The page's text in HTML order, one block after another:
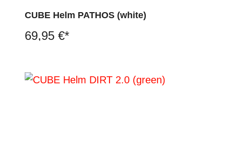
CUBE Helm PATHOS (white)
69,95 €*